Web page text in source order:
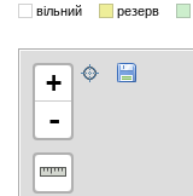
вільний резерв
+
-